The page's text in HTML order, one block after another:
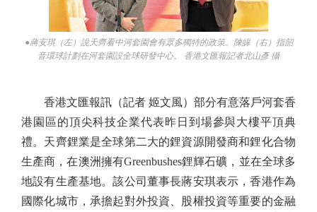
●蔣安琪（左）說天齊看中河套園會有眾多獨特的政策。陳皞（右）指韶
音環球計劃在河套園設全球研發中心。 香港文匯報記者北山彥 攝
香港文匯報訊（記者 姬文風）部分有意落戶河套香
港園區的頂尖科技企業代表昨日到場參與大樓平頂典
禮。天齊鋰業是全球第二大的鋰資源開發商和鋰化合物
生產商，在澳洲擁有Greenbushes鋰輝石礦，並在全球多
地設有生產基地。該公司董事長蔣安琪表示，香港作為
國際化城市，承擔起對外投資、股權投資等重要的金融